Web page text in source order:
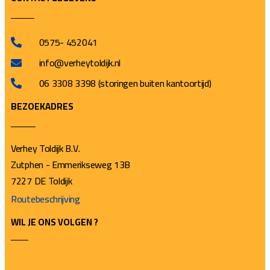
0575- 452041
info@verheytoldijk.nl
06 3308 3398 (storingen buiten kantoortijd)
BEZOEKADRES
Verhey Toldijk B.V.
Zutphen - Emmerikseweg 13B
7227 DE Toldijk
Routebeschrijving
WIL JE ONS VOLGEN ?